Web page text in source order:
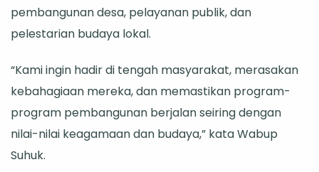
pembangunan desa, pelayanan publik, dan
pelestarian budaya lokal.
“Kami ingin hadir di tengah masyarakat, merasakan
kebahagiaan mereka, dan memastikan program-
program pembangunan berjalan seiring dengan
nilai-nilai keagamaan dan budaya,” kata Wabup
Suhuk.